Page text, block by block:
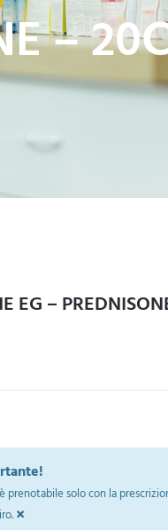
–
EG –
prenotabile solo con la
×